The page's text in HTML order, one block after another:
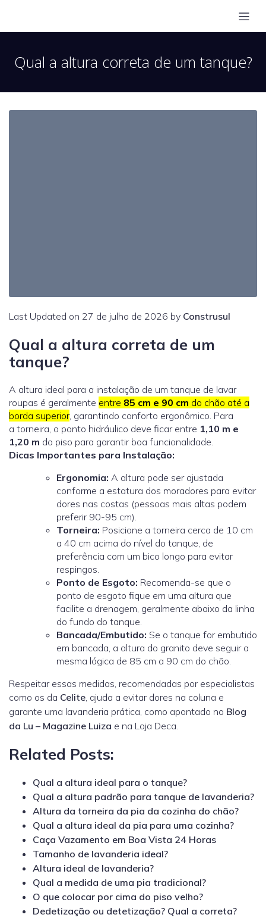
Qual a altura correta de um tanque?
Last Updated on 27 de julho de 2026 by Construsul
Qual a altura correta de um
tanque?
A altura ideal para a instalação de um tanque de lavar
roupas é geralmente entre 85 cm e 90 cm do chão até a
borda superior, garantindo conforto ergonômico. Para
a torneira , o ponto hidráulico deve ficar entre 1,10 m e
1,20 m do piso para garantir boa funcionalidade.
Dicas Importantes para Instalação:
Ergonomia: A altura pode ser ajustada
conforme a estatura dos moradores para evitar
dores nas costas (pessoas mais altas podem
preferir 90-95 cm).
Torneira: Posicione a torneira cerca de 10 cm
a 40 cm acima do nível do tanque, de
preferência com um bico longo para evitar
respingos.
Ponto de Esgoto: Recomenda-se que o
ponto de esgoto fique em uma altura que
facilite a drenagem, geralmente abaixo da linha
do fundo do tanque.
Bancada/Embutido: Se o tanque for embutido
em bancada, a altura do granito deve seguir a
mesma lógica de 85 cm a 90 cm do chão.
Respeitar essas medidas, recomendadas por especialistas
como os da Celite , ajuda a evitar dores na coluna e
garante uma lavanderia prática, como apontado no Blog
da Lu – Magazine Luiza e na Loja Deca
Related Posts:
Qual a altura ideal para o tanque?
Qual a altura padrão para tanque de lavanderia?
Altura da torneira da pia da cozinha do chão?
Qual a altura ideal da pia para uma cozinha?
Caça Vazamento em Boa Vista 24 Horas
Tamanho de lavanderia ideal?
Altura ideal de lavanderia?
Qual a medida de uma pia tradicional?
O que colocar por cima do piso velho?
Dedetização ou detetização? Qual a correta?